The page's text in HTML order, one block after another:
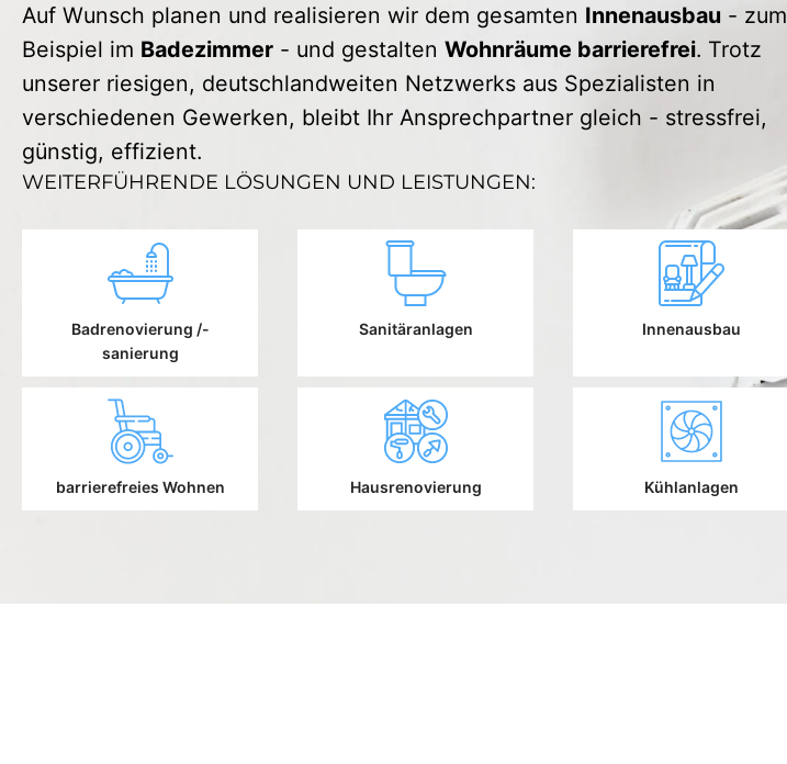
Auf Wunsch planen und realisieren wir dem gesamten Innenausbau - zum
Beispiel im Badezimmer - und gestalten Wohnräume barrierefrei. Trotz
unserer riesigen, deutschlandweiten Netzwerks aus Spezialisten in
verschiedenen Gewerken, bleibt Ihr Ansprechpartner gleich - stressfrei,
günstig, effizient.
WEITERFÜHRENDE LÖSUNGEN UND LEISTUNGEN:
Badrenovierung /-
sanierung
Sanitäranlagen Innenausbau
barrierefreies Wohnen Hausrenovierung Kühlanlagen